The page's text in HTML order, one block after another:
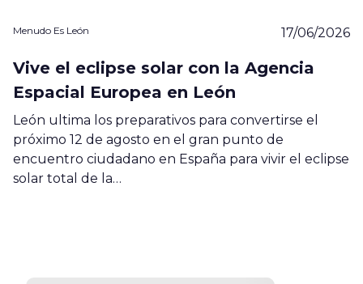
Menudo Es León 17/06/2026
Vive el eclipse solar con la Agencia
Espacial Europea en León
León ultima los preparativos para convertirse el
próximo 12 de agosto en el gran punto de
encuentro ciudadano en España para vivir el eclipse
solar total de la…